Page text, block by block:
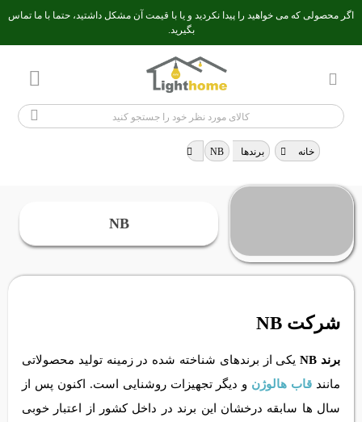
اگر محصولی که می خواهید را پیدا نکردید و یا با قیمت آن مشکل داشتید، حتما با ما تماس
بگیرید.
خانه > برندها NB
NB
شرکت NB
برند NB
یکی از برندهای شناخته شده در زمینه تولید محصولاتی
مانندقاب هالوژنو دیگر تجهیزات روشنایی است. اکنون پس از
سال ها سابقه درخشان این برند در داخل کشور از اعتبار خوبی